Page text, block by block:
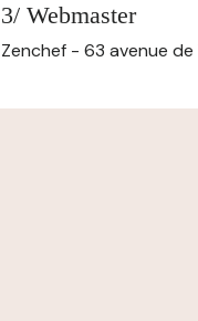
3/ Webmaster
Zenchef - 63 avenue